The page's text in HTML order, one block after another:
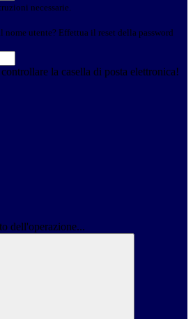
necessarie.
nome utente? Effettua il reset della password
la casella di posta elettronica!
dell'operazione...